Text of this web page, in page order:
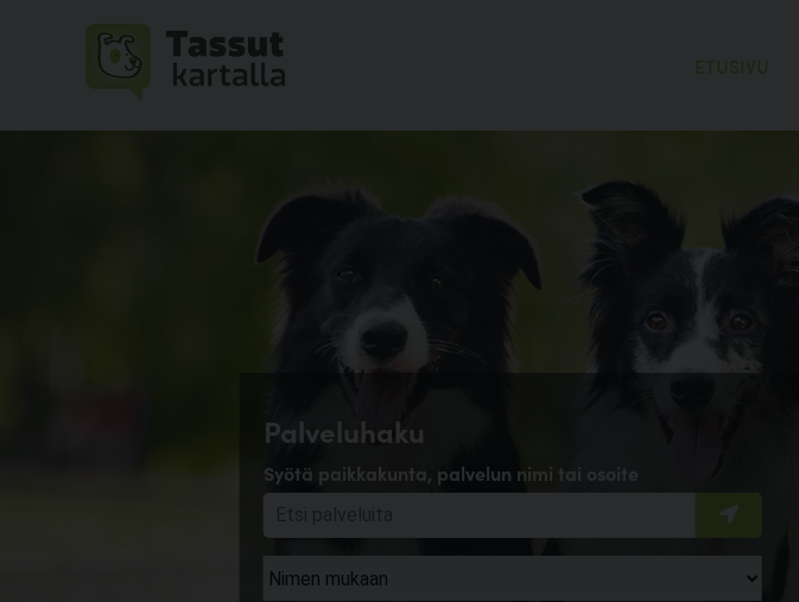
ETUSIVU
Palveluhaku
Syötä paikkakunta, palvelun nimi tai osoite